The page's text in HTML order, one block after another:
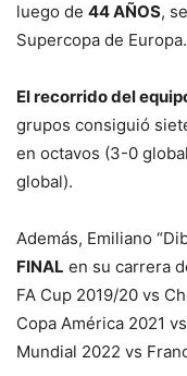
luego de 44 AÑOS,
Supercopa de Europa.
El recorrido del
grupos consiguió
en octavos (3-0
global).
Además, Emiliano
FINAL en su carrera
FA Cup 2019/20 vs
Copa América 2021
Mundial 2022 vs